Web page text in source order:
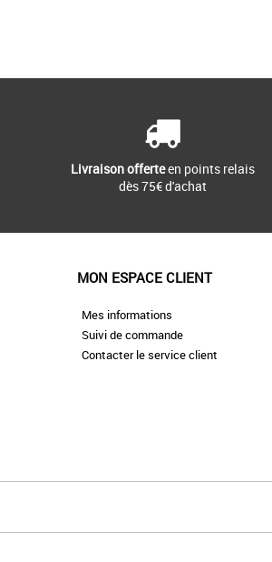
Livraison offerteen points relais
dès 75€ d'achat
MON ESPACE CLIENT
Mes informations
Suivi de commande
Contacter le service client